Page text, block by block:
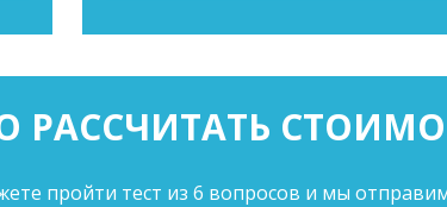
РАССЧИТАТЬ
пройти тест из 6 вопросов и мы